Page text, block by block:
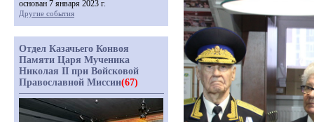
основан 7 января 2023 г.
Другие события
Отдел Казачьего Конвоя
Памяти Царя Мученика
Николая II при Войсковой
Православной Миссии(67)